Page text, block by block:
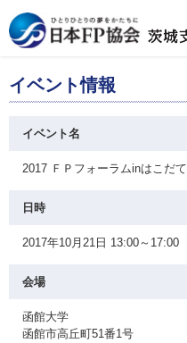
イベント情報
イベント名
2017 ＦＰフォーラムinはこだて
日時
2017年10月21日 13:00～17:00
会場
函館大学
函館市高丘町51番1号